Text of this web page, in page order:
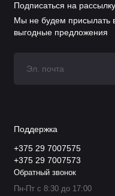
Подписаться на рассылку
Мы не будем присылать
выгодные предложения
Поддержка
+375 29 7007575
+375 29 7007573
Обратный звонок
Пн-Пт с 8:30 до 17:00